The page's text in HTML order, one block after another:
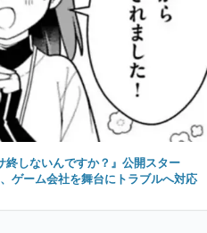
終しないんですか？』公開スター
ゲーム会社を舞台にトラブルへ対応